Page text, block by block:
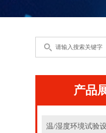
产品
温/湿度环境试验